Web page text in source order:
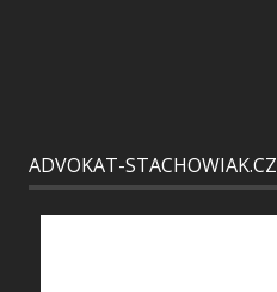
ADVOKAT-STACHOWIAK.CZ